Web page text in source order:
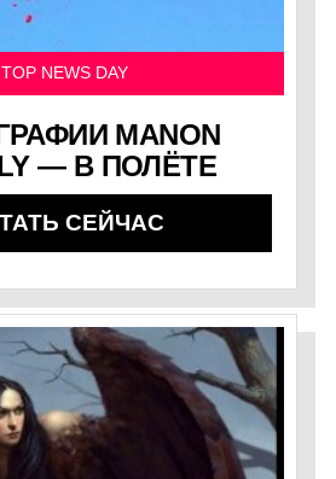
TOP NEWS DAY
MANON
— В ПОЛЁТЕ
СЕЙЧАС